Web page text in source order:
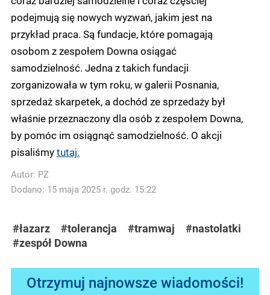
podejmują się nowych wyzwań, jakim jest na
przykład praca. Są fundacje, które pomagają
osobom z zespołem Downa osiągać
samodzielność. Jedna z takich fundacji
zorganizowała w tym roku, w galerii Posnania,
sprzedaż skarpetek, a dochód ze sprzedaży był
właśnie przeznaczony dla osób z zespołem Downa,
by pomóc im osiągnąć samodzielność. O akcji
pisaliśmytutaj.
Autor: PZ
Dodano: 15 maja 2025 r. godz. 15:22
#łazarz #tolerancja #tramwaj
#nastolatki
#zespół Downa
Otrzymuj najnowsze wiadomości!